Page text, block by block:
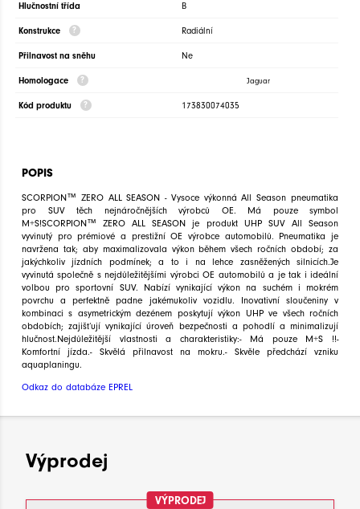
Hlučnostní třída B
Konstrukce Radiální
Přilnavost na sněhu Ne
Homologace Jaguar
Kód produktu 173830074035
POPIS
SCORPION™ ZERO ALL SEASON - Vysoce výkonná All Season pneumatika
pro SUV těch nejnáročnějších výrobců OE. Má pouze symbol
M+S!SCORPION™ ZERO ALL SEASON je produkt UHP SUV All Season
vyvinutý pro prémiové a prestižní OE výrobce automobilů. Pneumatika je
navržena tak; aby maximalizovala výkon během všech ročních období; za
jakýchkoliv jízdních podmínek; a to i na lehce zasněžených silnicích.Je
vyvinutá společně s nejdůležitějšími výrobci OE automobilů a je tak i ideální
volbou pro sportovní SUV. Nabízí vynikající výkon na suchém i mokrém
povrchu a perfektně padne jakémukoliv vozidlu. Inovativní sloučeniny v
kombinaci s asymetrickým dezénem poskytují výkon UHP ve všech ročních
obdobích; zajišťují vynikající úroveň bezpečnosti a pohodlí a minimalizují
hlučnost.Nejdůležitější vlastnosti a charakteristiky:- Má pouze M+S !!-
Komfortní jízda.- Skvělá přilnavost na mokru.- Skvěle předchází vzniku
aquaplaningu.
Odkaz do databáze EPREL
Výprodej
VÝPRODEJ